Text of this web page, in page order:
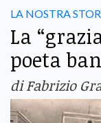
LA NOSTRA
La
poeta
di Fabrizio